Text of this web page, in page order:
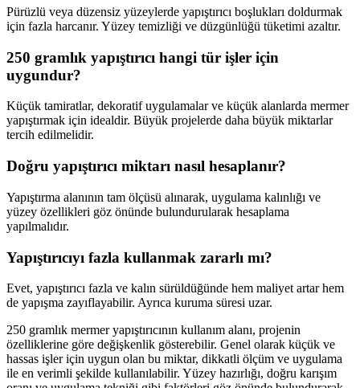
Pürüzlü veya düzensiz yüzeylerde yapıştırıcı boşlukları doldurmak
için fazla harcanır. Yüzey temizliği ve düzgünlüğü tüketimi azaltır.
250 gramlık yapıştırıcı hangi tür işler için
uygundur?
Küçük tamiratlar, dekoratif uygulamalar ve küçük alanlarda mermer
yapıştırmak için idealdir. Büyük projelerde daha büyük miktarlar
tercih edilmelidir.
Doğru yapıştırıcı miktarı nasıl hesaplanır?
Yapıştırma alanının tam ölçüsü alınarak, uygulama kalınlığı ve
yüzey özellikleri göz önünde bulundurularak hesaplama
yapılmalıdır.
Yapıştırıcıyı fazla kullanmak zararlı mı?
Evet, yapıştırıcı fazla ve kalın sürüldüğünde hem maliyet artar hem
de yapışma zayıflayabilir. Ayrıca kuruma süresi uzar.
250 gramlık mermer yapıştırıcının kullanım alanı, projenin
özelliklerine göre değişkenlik gösterebilir. Genel olarak küçük ve
hassas işler için uygun olan bu miktar, dikkatli ölçüm ve uygulama
ile en verimli şekilde kullanılabilir. Yüzey hazırlığı, doğru karışım